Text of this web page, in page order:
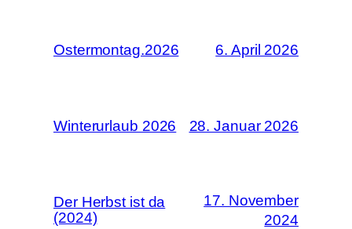
Ostermontag.2026 6. April 2026
Winterurlaub 2026 28. Januar 2026
Der Herbst ist da
(2024)
17. November
2024